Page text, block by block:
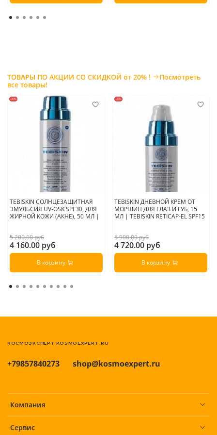
ТОВАРЫ ПО АКЦИИ СО СКИДКОЙ от 20% !
Посмотреть
все товары!
-20%
TEBISKIN СОЛНЦЕЗАЩИТНАЯ
ЭМУЛЬСИЯ UV-OSK SPF30, ДЛЯ
ЖИРНОЙ КОЖИ (АКНЕ), 50 МЛ |
5 200.00 руб
4 160.00 руб
В корзину
-20%
TEBISKIN ДНЕВНОЙ КРЕМ ОТ
МОРЩИН ДЛЯ ГЛАЗ И ГУБ, 15
МЛ | TEBISKIN RETICAP-EL SPF15
5 900.00 руб
4 720.00 руб
В корзину
Компания
Сервис
+79857840273 shop@kosmoexpert.ru
КОСМОЭКСПЕРТ KOSMOEXPERT.RU